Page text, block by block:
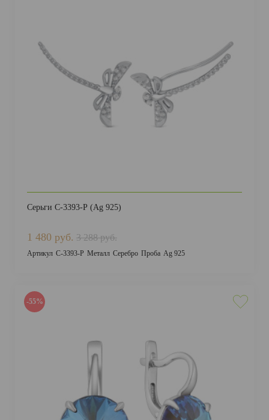
Серьги С-3393-Р (Ag 925)
1 480 руб. 3 288 руб.
Артикул С-3393-Р Металл Серебро Проба Ag 925
-55%